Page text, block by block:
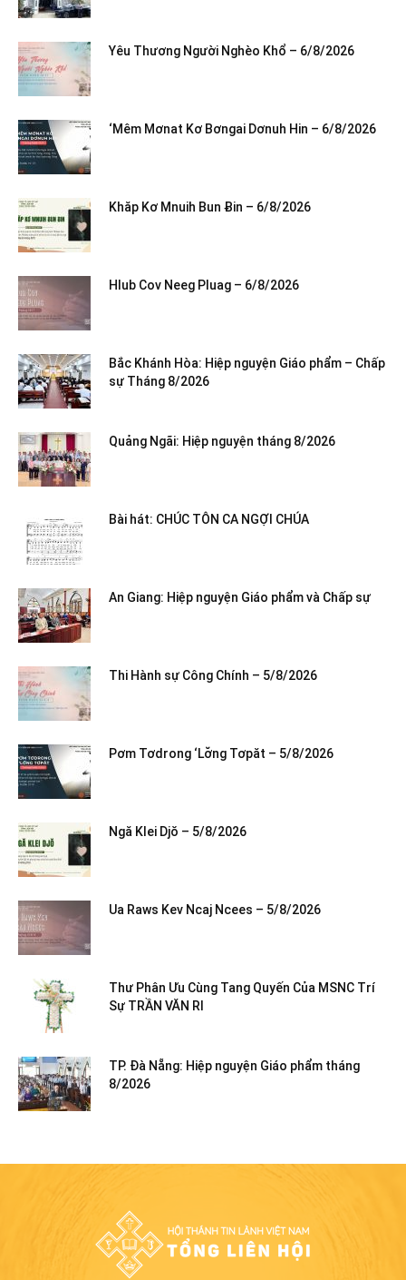
Yêu Thương Người Nghèo Khổ – 6/8/2026
‘Mêm Mơnat Kơ Bơngai Dơnuh Hin – 6/8/2026
Khăp Kơ Mnuih Bun Ƀin – 6/8/2026
Hlub Cov Neeg Pluag – 6/8/2026
Bắc Khánh Hòa: Hiệp nguyện Giáo phẩm – Chấp
sự Tháng 8/2026
Quảng Ngãi: Hiệp nguyện tháng 8/2026
Bài hát: CHÚC TÔN CA NGỢI CHÚA
An Giang: Hiệp nguyện Giáo phẩm và Chấp sự
Thi Hành sự Công Chính – 5/8/2026
Pơm Tơdrong ‘Lơ̆ng Tơpăt – 5/8/2026
Ngă Klei Djŏ – 5/8/2026
Ua Raws Kev Ncaj Ncees – 5/8/2026
Thư Phân Ưu Cùng Tang Quyến Của MSNC Trí
Sự TRẦN VĂN RI
TP. Đà Nẵng: Hiệp nguyện Giáo phẩm tháng
8/2026